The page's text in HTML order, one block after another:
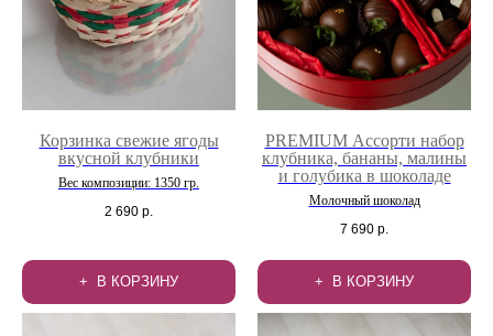
Корзинка свежие ягоды
вкусной клубники
Вес композиции: 1350 гр.
2 690 р.
В КОРЗИНУ
PREMIUM Ассорти набор
клубника, бананы, малины
и голубика в шоколаде
Молочный шоколад
7 690 р.
В КОРЗИНУ